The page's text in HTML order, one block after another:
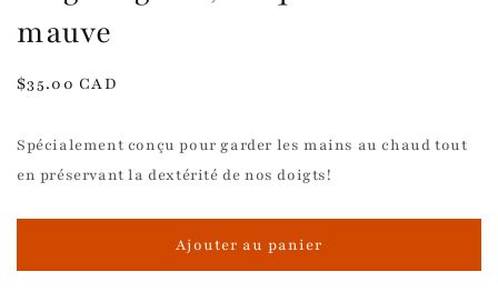
mauve
Prix
$35.00 CAD
Spécialement conçu pour garder les mains au chaud tout
en préservant la dextérité de nos doigts!
Ajouter au panier